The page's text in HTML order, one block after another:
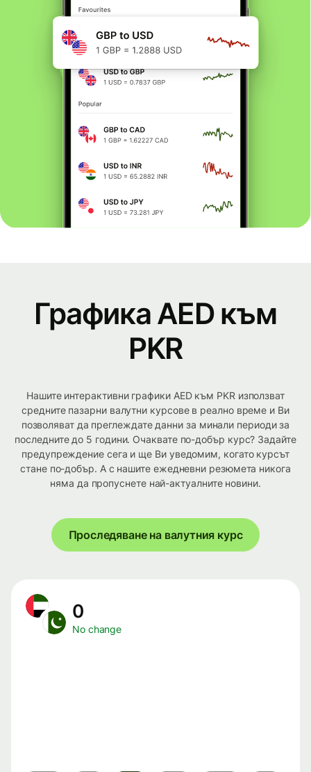
Графика AED към
PKR
Нашите интерактивни графики AED към PKR използват
средните пазарни валутни курсове в реално време и Ви
позволяват да преглеждате данни за минали периоди за
последните до 5 години. Очаквате по-добър курс? Задайте
предупреждение сега и ще Ви уведомим, когато курсът
стане по-добър. А с нашите ежедневни резюмета никога
няма да пропуснете най-актуалните новини.
Проследяване на валутния курс
0
No change